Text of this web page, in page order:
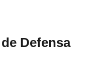
Defensa